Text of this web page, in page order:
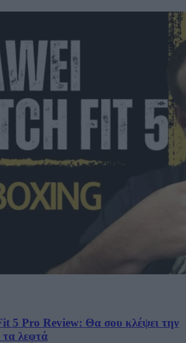
5 Pro Review: Θα σου κλέψει την
τα λεφτά